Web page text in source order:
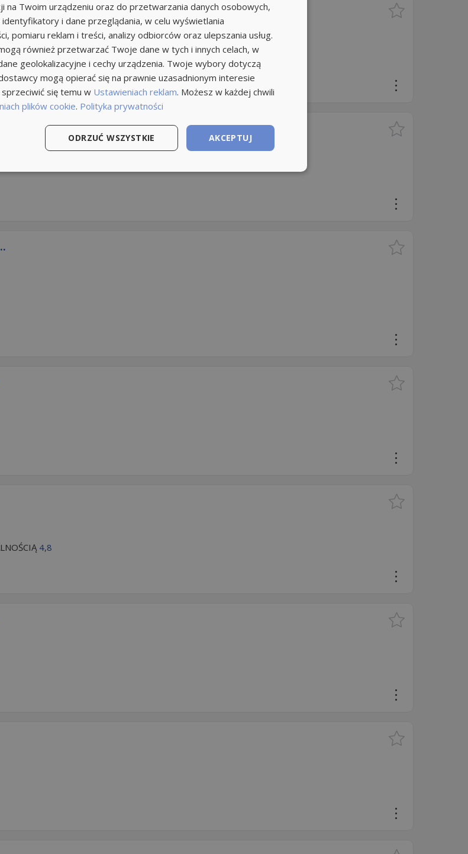
4,8
na Twoim urządzeniu oraz do przetwarzania danych osobowych,
i dane przeglądania, w celu wyświetlania
pomiaru reklam i treści, analizy odbiorców oraz ulepszania usług.
również przetwarzać Twoje dane w tych i innych celach, w
geolokalizacyjne i cechy urządzenia. Twoje wybory dotyczą
mogą opierać się na prawnie uzasadnionym interesie
się temu w Ustawieniach reklam. Możesz w każdej chwili
plików cookie. Polityka prywatności
AKCEPTUJ
ODRZUĆ WSZYSTKIE